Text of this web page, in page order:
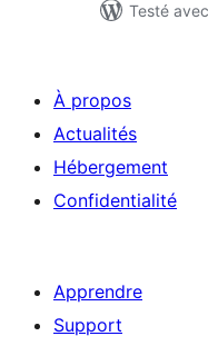
Testé
À propos
Actualités
Hébergement
Confidentialité
Apprendre
Support